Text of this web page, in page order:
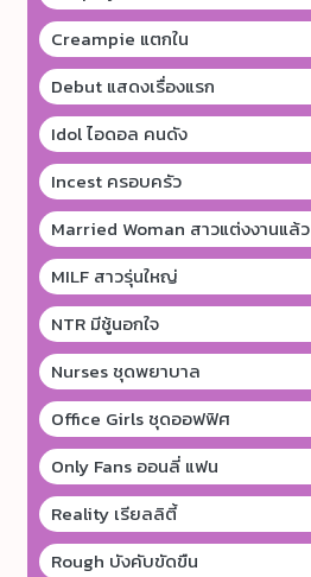
Creampie แตกใน
Debut แสดงเรื่องแรก
Idol ไอดอล คนดัง
Incest ครอบครัว
Married Woman สาวแต่งงานแล้ว
MILF สาวรุ่นใหญ่
NTR มีชู้นอกใจ
Nurses ชุดพยาบาล
Office Girls ชุดออฟฟิศ
Only Fans ออนลี่ แฟน
Reality เรียลลิตี้
Rough บังคับขัดขืน